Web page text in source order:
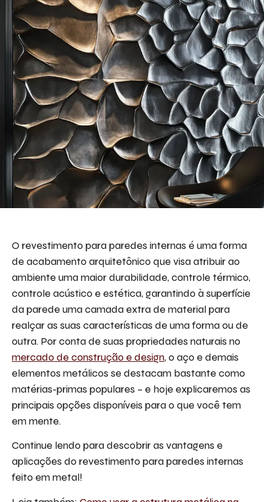
O revestimento para paredes internas é uma forma
de acabamento arquitetônico que visa atribuir ao
ambiente uma maior durabilidade, controle térmico,
controle acústico e estética, garantindo à superfície
da parede uma camada extra de material para
realçar as suas características de uma forma ou de
outra. Por conta de suas propriedades naturais no
mercado de construção e design, o aço e demais
elementos metálicos se destacam bastante como
matérias-primas populares – e hoje explicaremos as
principais opções disponíveis para o que você tem
em mente.
Continue lendo para descobrir as vantagens e
aplicações do revestimento para paredes internas
feito em metal!
Descreva aqui seu projeto e necessidade
que nós iremos avaliar e propor a melhor
solução.
Aceito receber emails da Bepex.